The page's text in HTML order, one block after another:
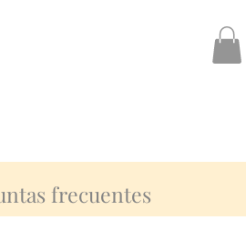
frecuentes